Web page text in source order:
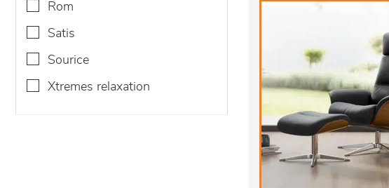
rom
satis
sourice
xtremes relaxation